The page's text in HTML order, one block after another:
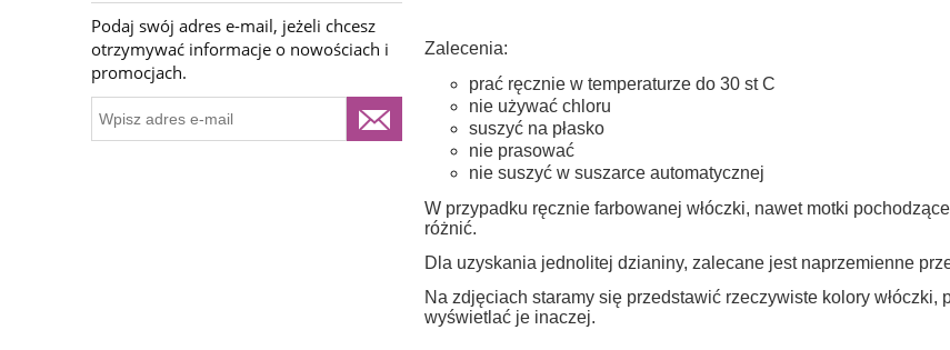
Podaj swój adres e-mail, jeżeli chcesz
otrzymywać informacje o nowościach i
promocjach.
Zalecenia:
prać ręcznie w temperaturze do 30 st C
nie używać chloru
suszyć na płasko
nie prasować
nie suszyć w suszarce automatycznej
W przypadku ręcznie farbowanej włóczki, nawet motki
różnić.
Dla uzyskania jednolitej dzianiny, zalecane jest naprzemienne
Na zdjęciach staramy się przedstawić rzeczywiste kolory
wyświetlać je inaczej.